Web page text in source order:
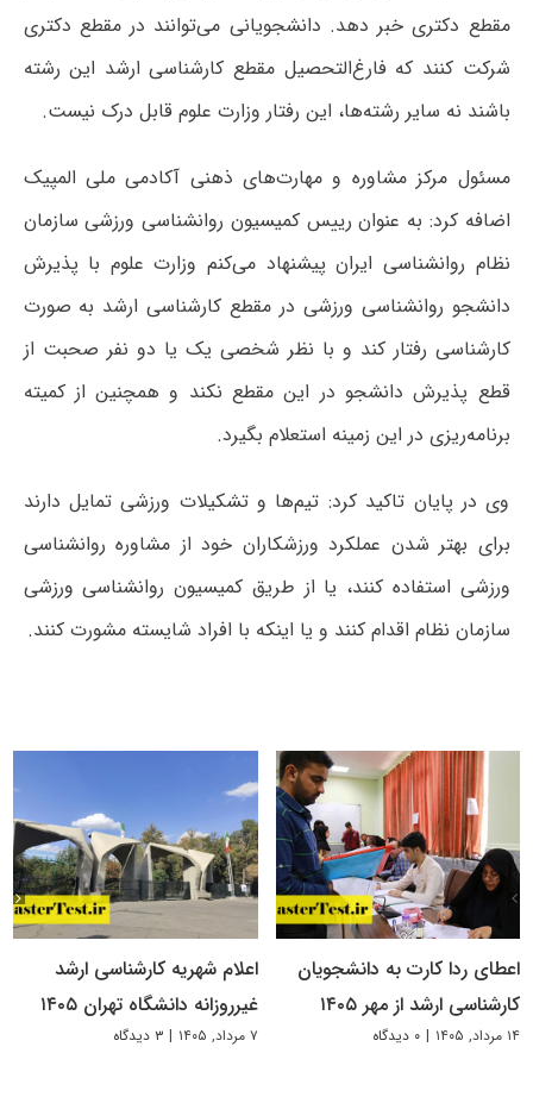
مقطع دکتری خبر دهد. دانشجویانی می‌توانند در مقطع دکتری
شرکت کنند که فارغ‌التحصیل مقطع کارشناسی ارشد این رشته
باشند نه سایر رشته‌ها، این رفتار وزارت علوم قابل درک نیست.
مسئول مرکز مشاوره و مهارت‌های ذهنی آکادمی ملی المپیک
اضافه کرد: به عنوان رییس کمیسیون روانشناسی ورزشی سازمان
نظام روانشناسی ایران پیشنهاد می‌کنم وزارت علوم با پذیرش
دانشجو روانشناسی ورزشی در مقطع کارشناسی ارشد به صورت
کارشناسی رفتار کند و با نظر شخصی یک یا دو نفر صحبت از
قطع پذیرش دانشجو در این مقطع نکند و همچنین از کمیته
برنامه‌ریزی در این زمینه استعلام بگیرد.
وی در پایان تاکید کرد: تیم‌ها و تشکیلات ورزشی تمایل دارند
برای بهتر شدن عملکرد ورزشکاران خود از مشاوره روانشناسی
ورزشی استفاده کنند، یا از طریق کمیسیون روانشناسی ورزشی
سازمان نظام اقدام کنند و یا اینکه با افراد شایسته مشورت کنند.
اعطای ردا کارت به دانشجویان
کارشناسی ارشد از مهر ۱۴۰۵
۱۴ مرداد, ۱۴۰۵ | ۰ دیدگاه
اعلام شهریه کارشناسی ارشد
غیرروزانه دانشگاه تهران ۱۴۰۵
۷ مرداد, ۱۴۰۵ | ۳ دیدگاه